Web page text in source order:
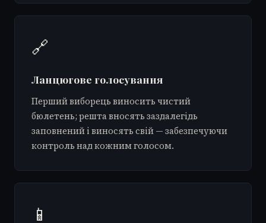
🔗
Ланцюгове голосування
Перший виборець виносить чистий
бюлетень; решта вносять заздалегідь
заповнений і виносять свій — забезпечуючи
контроль над кожним голосом.
📱